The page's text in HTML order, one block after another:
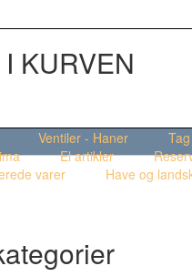
KURVEN
Ventiler - Haner
El artikler
varer
Have og